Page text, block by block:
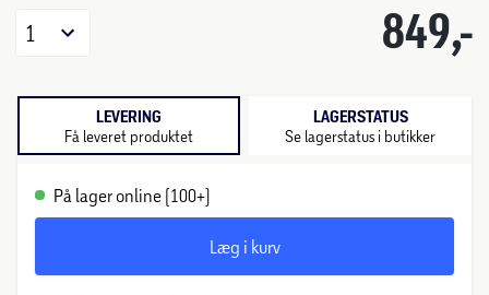
849,-
1
LEVERING
Få leveret produktet
LAGERSTATUS
Se lagerstatus i butikker
På lager online (100+)
Læg i kurv